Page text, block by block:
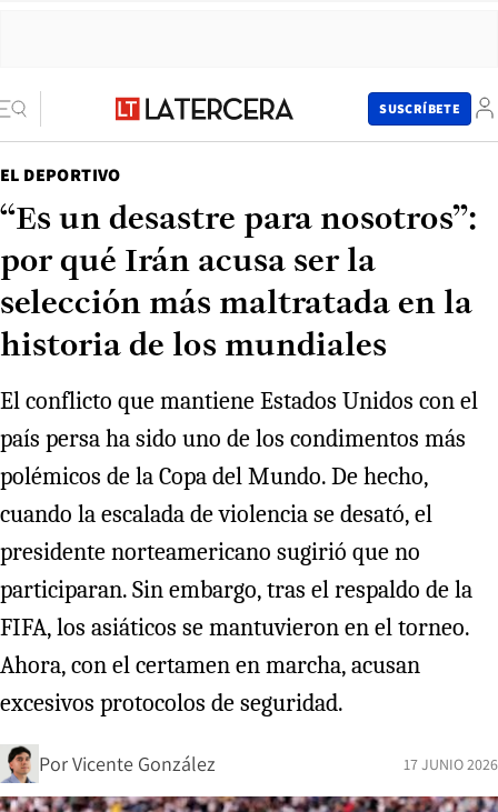
SUSCRÍBETE
EL DEPORTIVO
“Es un desastre para nosotros”:
por qué Irán acusa ser la
selección más maltratada en la
historia de los mundiales
El conflicto que mantiene Estados Unidos con el
país persa ha sido uno de los condimentos más
polémicos de la Copa del Mundo. De hecho,
cuando la escalada de violencia se desató, el
presidente norteamericano sugirió que no
participaran. Sin embargo, tras el respaldo de la
FIFA, los asiáticos se mantuvieron en el torneo.
Ahora, con el certamen en marcha, acusan
excesivos protocolos de seguridad.
PorVicente González 17 JUNIO 2026